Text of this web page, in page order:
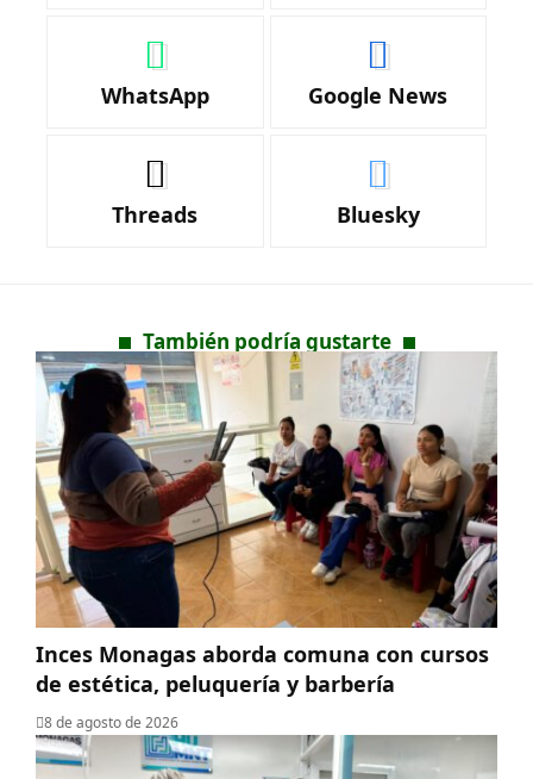
WhatsApp Google News
Threads Bluesky
También podría gustarte
Inces Monagas aborda comuna con cursos
de estética, peluquería y barbería
8 de agosto de 2026